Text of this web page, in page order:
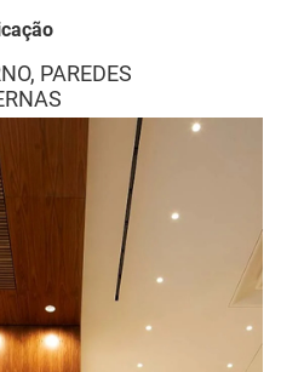
PAREDES